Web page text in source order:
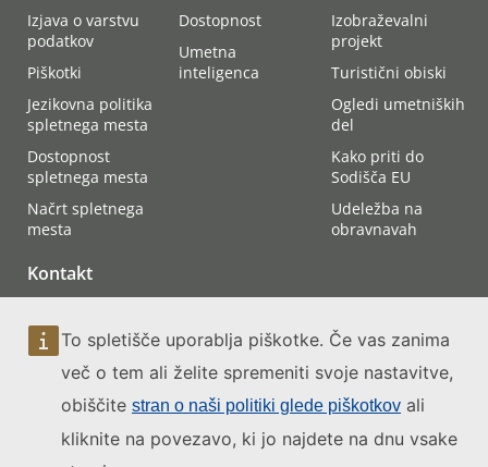
To spletišče uporablja piškotke. Če vas zanima
več o tem ali želite spremeniti svoje nastavitve,
obiščite stran o naši politiki glede piškotkov ali
kliknite na povezavo, ki jo najdete na dnu vsake
Izjava o varstvu
podatkov
Piškotki
Jezikovna politika
spletnega mesta
Dostopnost
spletnega mesta
Načrt spletnega
mesta
Dostopnost
Umetna
inteligenca
Izobraževalni
projekt
Turistični obiski
Ogledi umetniških
del
Kako priti do
Sodišča EU
Udeležba na
obravnavah
Kontakt